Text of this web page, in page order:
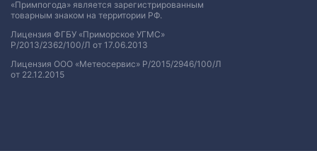
«Примпогода» является зарегистрированным
товарным знаком на территории РФ.
Лицензия ФГБУ «Приморское УГМС»
Р/2013/2362/100/Л от 17.06.2013
Лицензия ООО «Метеосервис» Р/2015/2946/100/Л
от 22.12.2015